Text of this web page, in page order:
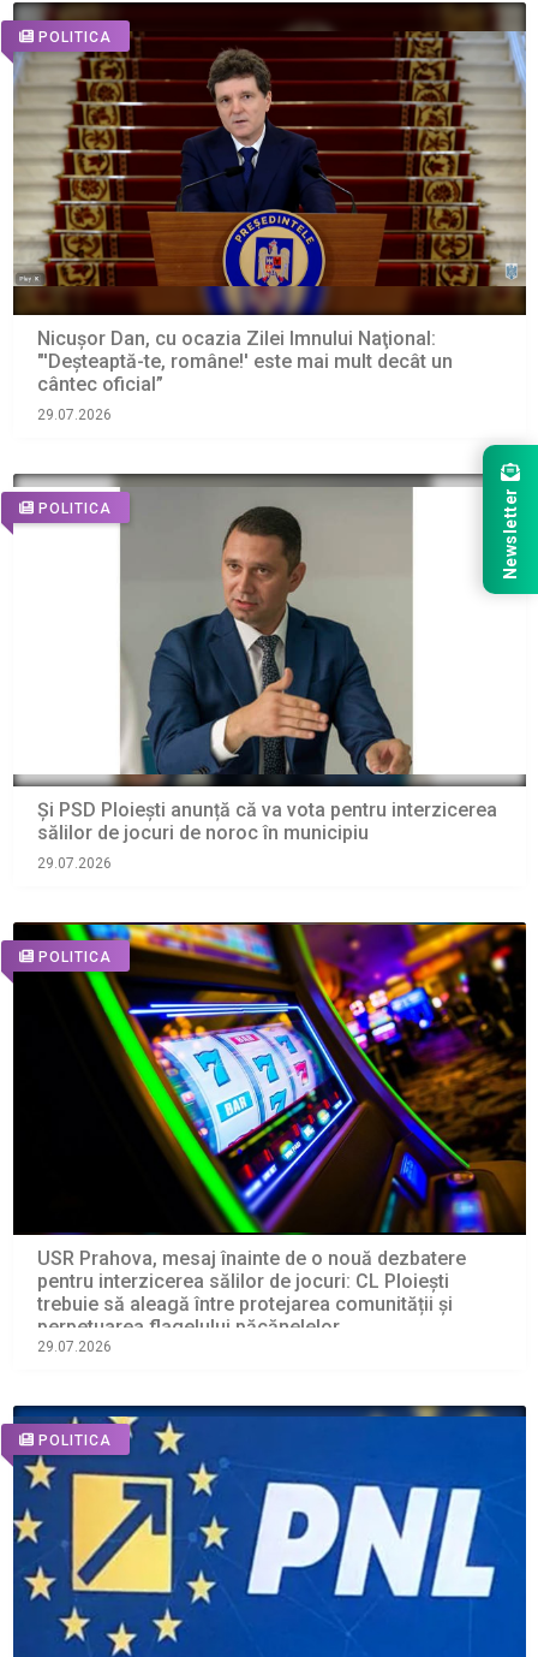
POLITICA
Nicușor Dan, cu ocazia Zilei Imnului Naţional:
"'Deşteaptă-te, române!' este mai mult decât un
cântec oficial”
29.07.2026
POLITICA
Și PSD Ploiești anunță că va vota pentru interzicerea
sălilor de jocuri de noroc în municipiu
29.07.2026
POLITICA
USR Prahova, mesaj înainte de o nouă dezbatere
pentru interzicerea sălilor de jocuri: CL Ploiești
trebuie să aleagă între protejarea comunității și
perpetuarea flagelului păcănelelor
29.07.2026
POLITICA
Newsletter